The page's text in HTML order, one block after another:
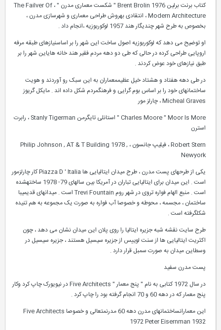
کتاب برنت برلین Brent Brolin 1976 " شکست معماری مدرن " ، The Failver Of
Modern Architecture ، انتقادی بهروش طراحی معماری و شهرسازی مدرن ،
بخصوص به طرح شهر چندیگار هند 1957 لوکوربوزیه ،انجام داد .
او توضیح می دهد که لوکوربوزیه اصول ساخت این شهر را بر اساسنیازهای طبقه مرفه
اروپایی طراحی کرده در حالی که طی دو دهه مردم فقیر هند خانه هایاین شهر را بر
طبق نیازهای خود عوض کردند .
در طی دهه هفتاد و هشتاد خیل عظیممعماران به این سبک رو آوردند و هویت
ساختمانهای خود را بر اساس بوم گرایی و فرهنگمردم شکل داده اند . مایکل گریوز
Micheal Graves ، چارلز مور
Charles Moore " Moor Is More " استانلی تایگرمن Stanly Tigerman ، رابرت
استرن
Robert Stern ، فیلیپ جانسون ، Philip Johnson , AT & T Building 1978 ,
Newyork
یکی از طرحهای پست مدرن ، طرح میدان ایتالیایی ها Piazza D ' Italia کار چارلزمور
است . این میدان برای ایتالیایی تباران در آمریکا بین سالهای 79- 1978 ساختهشده
است . منبع الهام فواره تروی در شهر روم Trevi Fountain است . میدانهای قدیمیبا
ساختمان ، مجسمه ، محوطه و خصوصا آب فواره به صورت یک مجموعه به هم تنیده
شکلگرفته است .
طرح سایت نقشه شبه جزیره ایتالیا را روی پلان این میدان نشان می دهد ، چون
اکثریت ایتالیایی ها از سنت لوییس از جزیره سیسیل هستند ، جزیره سیسیل در
وسطاین میدان به صورت سمبل قرار دارد .
پست مدرن سفید
در سال 1972 کتابی به نام " پنج معمار " Five Architects در نیویورک چاپ کرد وکار
پنج معمار که در دهه 60 و 70 انجام گرفته بود را چاپ کرد .
این معمارانساختمانهای مدرن دهه 60 مدرنمتعالی و خصوصا Five Architects
1972 Peter Eisernman 1932